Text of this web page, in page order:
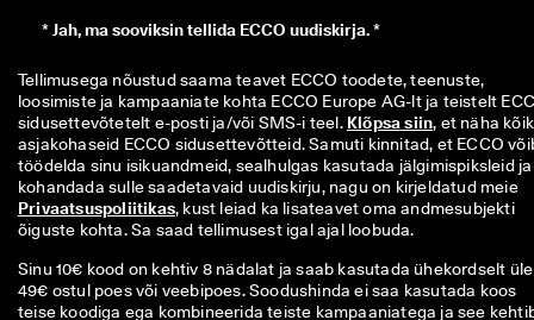
*Jah, ma sooviksin tellida ECCO uudiskirja. *
Tellimusega nõustud saama teavet ECCO toodete, teenuste,
loosimiste ja kampaaniate kohta ECCO Europe AG-lt ja teistelt
sidusettevõtetelt e-posti ja/või SMS-i teel. Klõpsa siin, et näha
asjakohaseid ECCO sidusettevõtteid. Samuti kinnitad, et ECCO
töödelda sinu isikuandmeid, sealhulgas kasutada jälgimispiksleid ja
kohandada sulle saadetavaid uudiskirju, nagu on kirjeldatud meie
Privaatsuspoliitikas, kust leiad ka lisateavet oma andmesubjekti
õiguste kohta. Sa saad tellimusest igal ajal loobuda.
Sinu 10€ kood on kehtiv 8 nädalat ja saab kasutada ühekordselt üle
49€ ostul poes või veebipoes. Soodushinda ei saa kasutada koos
teise koodiga ega kombineerida teiste kampaaniatega ja see